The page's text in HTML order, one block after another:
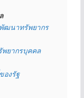
ฒนาทรัพยากร
ยากรบุคคล
องรัฐ